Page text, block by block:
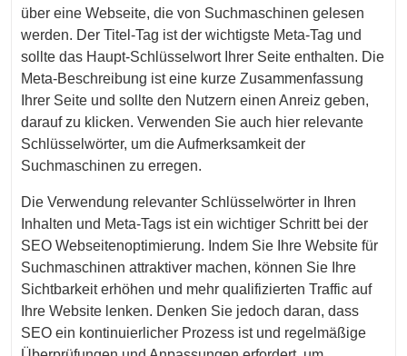
über eine Webseite, die von Suchmaschinen gelesen
werden. Der Titel-Tag ist der wichtigste Meta-Tag und
sollte das Haupt-Schlüsselwort Ihrer Seite enthalten. Die
Meta-Beschreibung ist eine kurze Zusammenfassung
Ihrer Seite und sollte den Nutzern einen Anreiz geben,
darauf zu klicken. Verwenden Sie auch hier relevante
Schlüsselwörter, um die Aufmerksamkeit der
Suchmaschinen zu erregen.
Die Verwendung relevanter Schlüsselwörter in Ihren
Inhalten und Meta-Tags ist ein wichtiger Schritt bei der
SEO Webseitenoptimierung. Indem Sie Ihre Website für
Suchmaschinen attraktiver machen, können Sie Ihre
Sichtbarkeit erhöhen und mehr qualifizierten Traffic auf
Ihre Website lenken. Denken Sie jedoch daran, dass
SEO ein kontinuierlicher Prozess ist und regelmäßige